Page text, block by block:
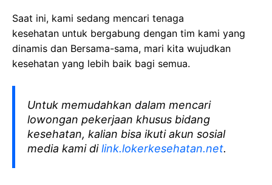
Saat ini, kami sedang mencari tenaga
kesehatan untuk bergabung dengan tim kami yang
dinamis dan Bersama-sama, mari kita wujudkan
kesehatan yang lebih baik bagi semua.
Untuk memudahkan dalam mencari
lowongan pekerjaan khusus bidang
kesehatan, kalian bisa ikuti akun sosial
media kami dilink.lokerkesehatan.net.